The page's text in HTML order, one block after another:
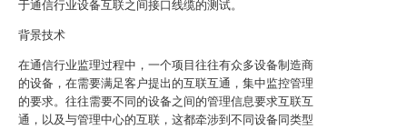
于通信行业设备互联之间接口线缆的测试。
背景技术
在通信行业监理过程中，一个项目往往有众多设备制造商
的设备，在需要满足客户提出的互联互通，集中监控管理
的要求。往往需要不同的设备之间的管理信息要求互联互
通，以及与管理中心的互联，这都牵涉到不同设备同类型